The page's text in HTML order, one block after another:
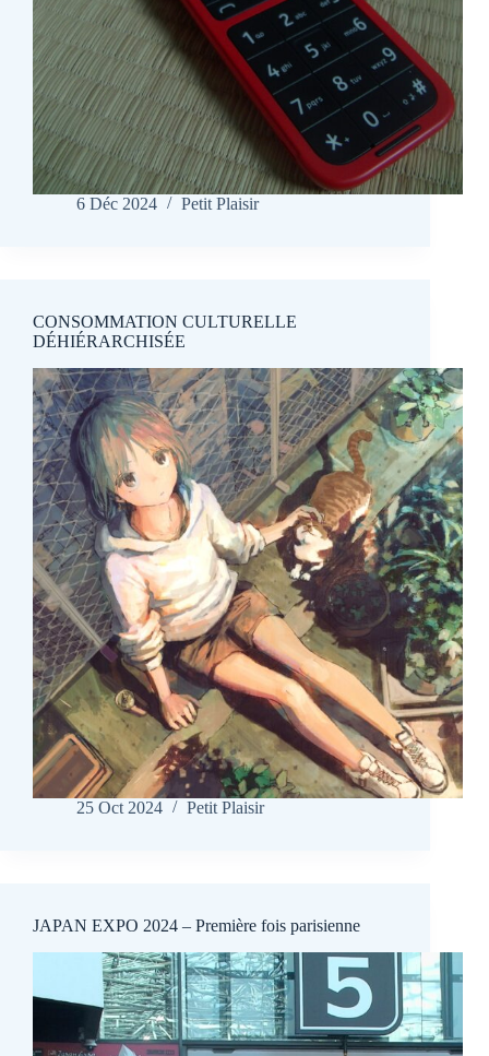
6 Déc 2024 Petit Plaisir
CONSOMMATION CULTURELLE
DÉHIÉRARCHISÉE
25 Oct 2024 Petit Plaisir
JAPAN EXPO 2024 – Première fois parisienne